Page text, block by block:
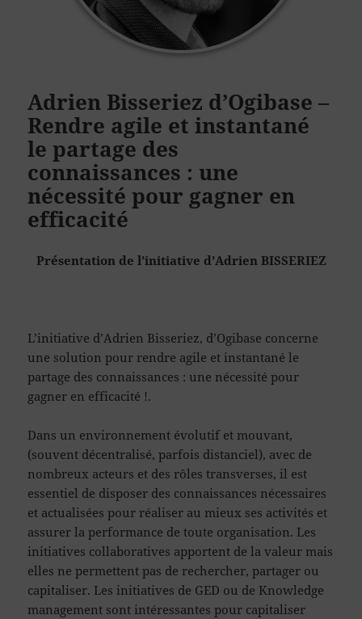
Adrien Bisseriez d’Ogibase –
Rendre agile et instantané
le partage des
connaissances : une
nécessité pour gagner en
efficacité
Présentation de l’initiative d’Adrien BISSERIEZ
L’initiative d’Adrien Bisseriez, d’Ogibase concerne
une solution pour rendre agile et instantané le
partage des connaissances : une nécessité pour
gagner en efficacité !.
Dans un environnement évolutif et mouvant,
(souvent décentralisé, parfois distanciel), avec de
nombreux acteurs et des rôles transverses, il est
essentiel de disposer des connaissances nécessaires
et actualisées pour réaliser au mieux ses activités et
assurer la performance de toute organisation. Les
initiatives collaboratives apportent de la valeur mais
elles ne permettent pas de rechercher, partager ou
capitaliser. Les initiatives de GED ou de Knowledge
management sont intéressantes pour capitaliser